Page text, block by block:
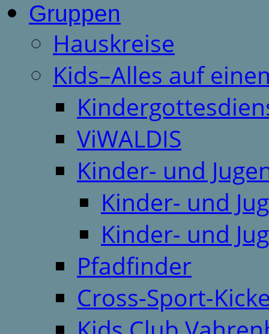
Gruppen
Hauskreise
Kids–Alles auf
ViWALDIS
Kinder- und
Kinder- und
Kinder- und
Pfadfinder
Cross-Sport-